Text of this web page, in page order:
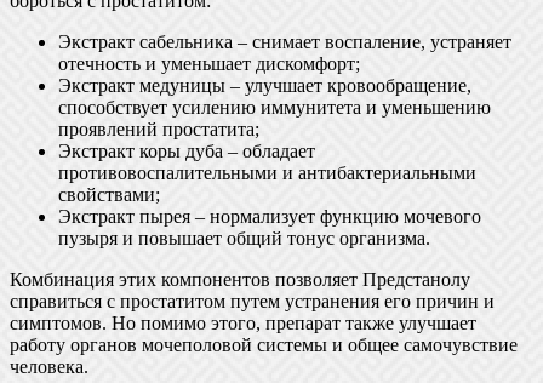
Экстракт сабельника – снимает воспаление, устраняет
отечность и уменьшает дискомфорт;
Экстракт медуницы – улучшает кровообращение,
способствует усилению иммунитета и уменьшению
проявлений простатита;
Экстракт коры дуба – обладает
противовоспалительными и антибактериальными
свойствами;
Экстракт пырея – нормализует функцию мочевого
пузыря и повышает общий тонус организма.
Комбинация этих компонентов позволяет Предстанолу
справиться с простатитом путем устранения его причин и
симптомов. Но помимо этого, препарат также улучшает
работу органов мочеполовой системы и общее самочувствие
человека.